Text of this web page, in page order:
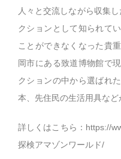
人々と交流しながら収集
クションとして知られて
ことができなくなった貴
岡市にある致道博物館で
クションの中から選ばれ
本、先住民の生活用具など
詳しくはこちら： https://
探検アマゾンワールド/